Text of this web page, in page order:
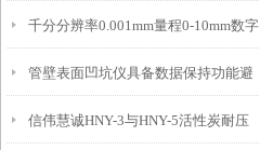
10mm！
特点
千分分辨率0.001mm量程0-10mm数字
埋头度仪技术参数！
管壁表面凹坑仪具备数据保持功能避
免测试过程中测针移动导致数据变动
信伟慧诚HNY-3与HNY-5活性炭耐压